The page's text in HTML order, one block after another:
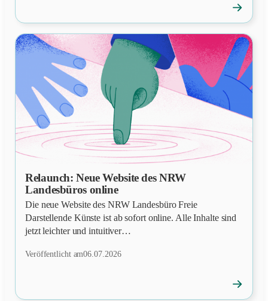
Festival:
→
NEWS
Relaunch: Neue Website des NRW
Landesbüros online
Die neue Website des NRW Landesbüro Freie
Darstellende Künste ist ab sofort online. Alle Inhalte sind
jetzt leichter und intuitiver…
Veröffentlicht am06.07.2026
News
→